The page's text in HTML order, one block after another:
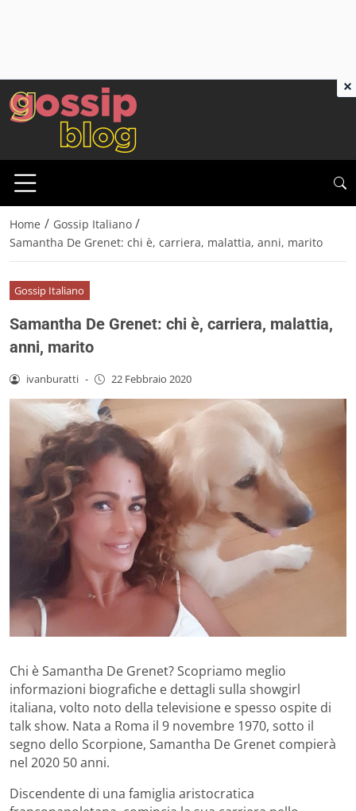
Home / Gossip Italiano /
Samantha De Grenet: chi è, carriera, malattia, anni, marito
Gossip Italiano
Samantha De Grenet: chi è, carriera, malattia,
anni, marito
ivanburatti - 22 Febbraio 2020
Chi è Samantha De Grenet? Scopriamo meglio
informazioni biografiche e dettagli sulla showgirl
italiana, volto noto della televisione e spesso ospite di
talk show. Nata a Roma il 9 novembre 1970, sotto il
segno dello Scorpione, Samantha De Grenet compierà
nel 2020 50 anni.
Discendente di una famiglia aristocratica
×